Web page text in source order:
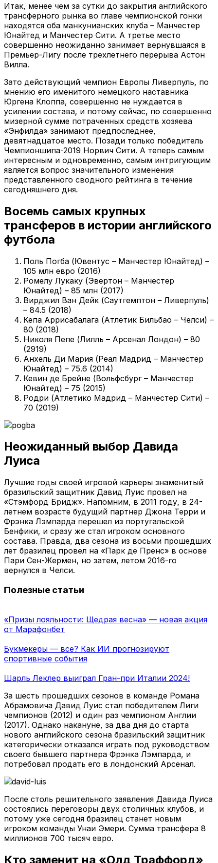
Итак, менее чем за сутки до закрытия английского
трансферного рынка во главе чемпионской гонки
находятся оба манкунианских клуба – Манчестер
Юнайтед и Манчестер Сити. А третье место
совершенно неожиданно занимает вернувшаяся в
Премьер-Лигу после трехлетнего перерыва Астон
Вилла.
Зато действующий чемпион Европы Ливерпуль, по
мнению его именитого немецкого наставника
Юргена Клоппа, совершенно не нуждается в
усилении состава, и потому сейчас, по совершенно
мизерной сумме потраченных средств хозяева
«Энфилда» занимают предпоследнее,
девятнадцатое место. Позади только победитель
Чемпионшипа-2019 Норвич Сити. А теперь самым
интересным и одновременно, самым интригующим
является вопрос значительного изменения
представленного сводного рейтинга в течение
сегодняшнего дня.
Восемь самых крупных
трансферов в истории английского
футбола
Поль Погба (Ювентус – Манчестер Юнайтед) –
105 млн евро (2016)
Ромелу Лукаку (Эвертон – Манчестер
Юнайтед) – 85 млн (2017)
Вирджил Ван Дейк (Саутгемптон – Ливерпуль)
– 84.5 (2018)
Кепа Аррисабалага (Атлетик Бильбао – Челси) –
80 (2018)
Николя Пепе (Лилль – Арсенал Лондон) – 80
(2919)
Анхель Ди Мария (Реал Мадрид – Манчестер
Юнайтед) – 75.6 (2014)
Кевин де Брейне (Вольфсбург – Манчестер
Юнайтед) – 75 (2015)
Родри (Атлетико Мадрид – Манчестер Сити) –
70 (2019)
Неожиданный выбор Давида
Луиса
Лучшие годы своей игровой карьеры знаменитый
бразильский защитник Давид Луис провел на
«Стэмфорд Бридж». Напомним, в 2011 году, в 24-
летнем возрасте будущий партнер Джона Терри и
Фрэнка Лэмпарда перешел из португальской
Бенфики, и сразу же стал игроком основного
состава. Правда, два сезона из восьми прошедших
лет бразилец провел на «Парк де Пренс» в основе
Пари Сен-Жермен, но затем, летом 2016-го
вернулся в Челси.
Полезные статьи
«Призы лояльности: Щедрая весна» — новая акция
от Марафонбет
Букмекеры — все? Как ИИ прогнозируют
спортивные события
Шарль Леклер выиграл Гран-при Италии 2024!
За шесть прошедших сезонов в команде Романа
Абрамовича Давид Луис стал победителем Лиги
чемпионов (2012) и один раз чемпионом Англии
(2017). Однако накануне, за два дня до старта
нового английского сезона бразильский защитник
категорически отказался играть под руководством
своего бывшего партнера Фрэнка Лэмпарда, и
потребовал продать его в лондонский Арсенал.
После столь решительного заявления Давида Луиса
состоялись переговоры двух столичных клубов, и
потому уже сегодня бразилец станет новым
игроком команды Унаи Эмери. Сумма трансфера 8
миллионов 700 тысяч евро.
Кто заменит на «Олд Траффорд»